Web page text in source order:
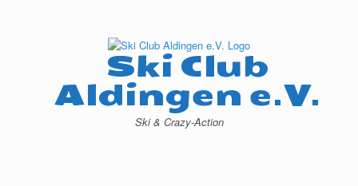
Ski Club
Aldingen e.V.
Ski & Crazy-Action